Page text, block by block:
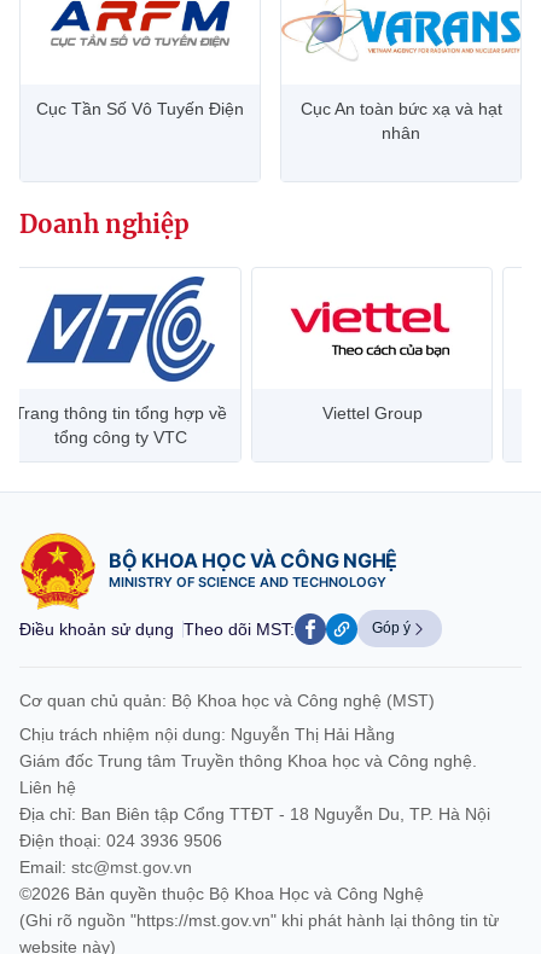
Cục Tần Số Vô Tuyến Điện
Cục An toàn bức xạ và hạt
nhân
Doanh nghiệp
Trang thông tin tổng hợp về
tổng công ty VTC
Viettel Group
BỘ KHOA HỌC VÀ CÔNG NGHỆ
MINISTRY OF SCIENCE AND TECHNOLOGY
Điều khoản sử dụng Theo dõi MST: Góp ý
Cơ quan chủ quản: Bộ Khoa học và Công nghệ (MST)
Chịu trách nhiệm nội dung: Nguyễn Thị Hải Hằng
Giám đốc Trung tâm Truyền thông Khoa học và Công nghệ.
Liên hệ
Địa chỉ: Ban Biên tập Cổng TTĐT - 18 Nguyễn Du, TP. Hà Nội
Điện thoại: 024 3936 9506
Email: stc@mst.gov.vn
©2026 Bản quyền thuộc Bộ Khoa Học và Công Nghệ
(Ghi rõ nguồn "https://mst.gov.vn" khi phát hành lại thông tin từ
website này)